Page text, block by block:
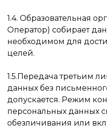
1.4. Образовательная
Оператор) собирает
необходимом для
целей.
1.5.Передача третьим
данных без
допускается. Режим
персональных данных
обезличивания или